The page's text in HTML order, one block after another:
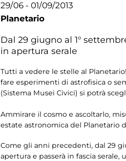
29/06 - 01/09/2013
Planetario
Dal 29 giugno al 1°
in apertura serale
Tutti a vedere le stelle al
fare esperimenti di astrofisica o
(Sistema Musei Civici) si potrà
Ammirare il cosmo e ascoltarlo,
estate astronomica del Planetario
Come gli anni precedenti, dal 29
apertura e passerà in fascia serale,